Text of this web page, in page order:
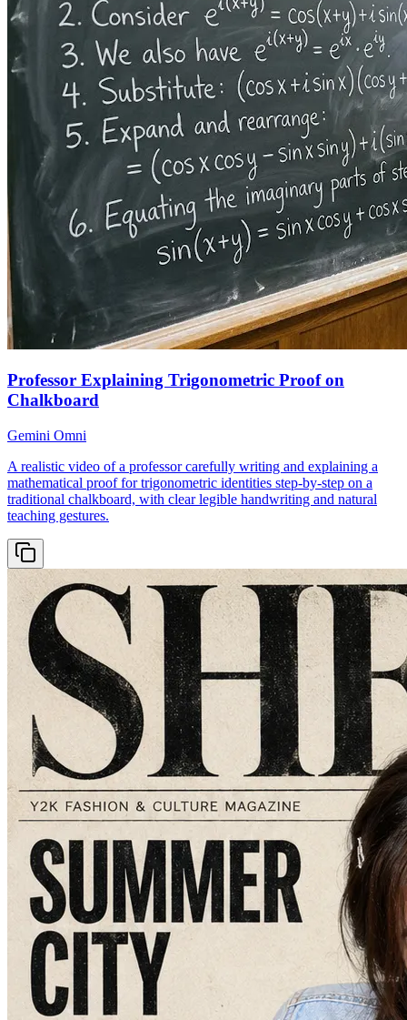
Professor Explaining Trigonometric Proof on
Chalkboard
Gemini Omni
A realistic video of a professor carefully writing and explaining a
mathematical proof for trigonometric identities step-by-step on a
traditional chalkboard, with clear legible handwriting and natural
teaching gestures.